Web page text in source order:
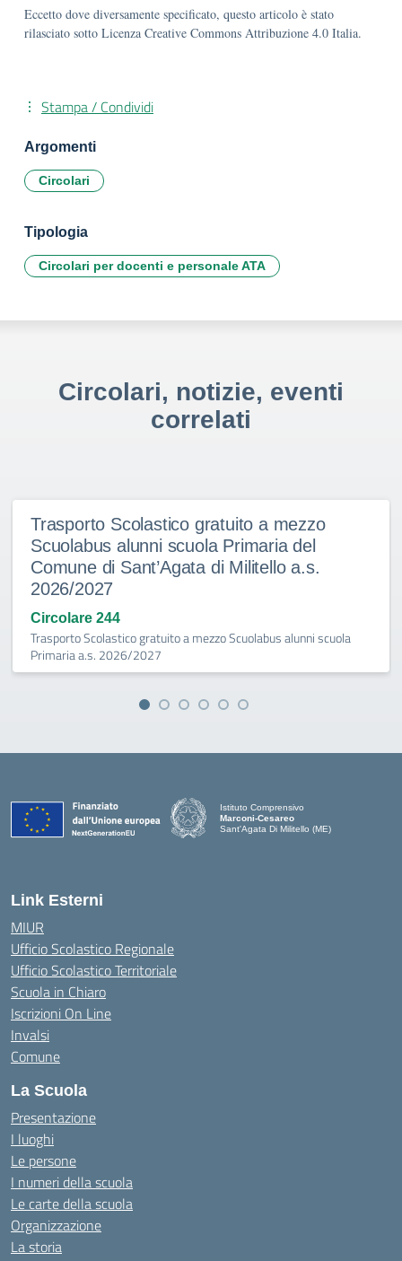
Eccetto dove diversamente specificato, questo articolo è stato
rilasciato sotto Licenza Creative Commons Attribuzione 4.0 Italia.
Stampa / Condividi
Argomenti
Circolari
Tipologia
Circolari per docenti e personale ATA
Circolari, notizie, eventi
correlati
Trasporto Scolastico gratuito a mezzo
Scuolabus alunni scuola Primaria del
Comune di Sant’Agata di Militello a.s.
2026/2027
Circolare 244
Trasporto Scolastico gratuito a mezzo Scuolabus alunni scuola
Primaria a.s. 2026/2027
Istituto Comprensivo
Marconi-Cesareo
Sant'Agata Di Militello (ME)
Link Esterni
MIUR
Ufficio Scolastico Regionale
Ufficio Scolastico Territoriale
Scuola in Chiaro
Iscrizioni On Line
Invalsi
Comune
La Scuola
Presentazione
I luoghi
Le persone
I numeri della scuola
Le carte della scuola
Organizzazione
La storia